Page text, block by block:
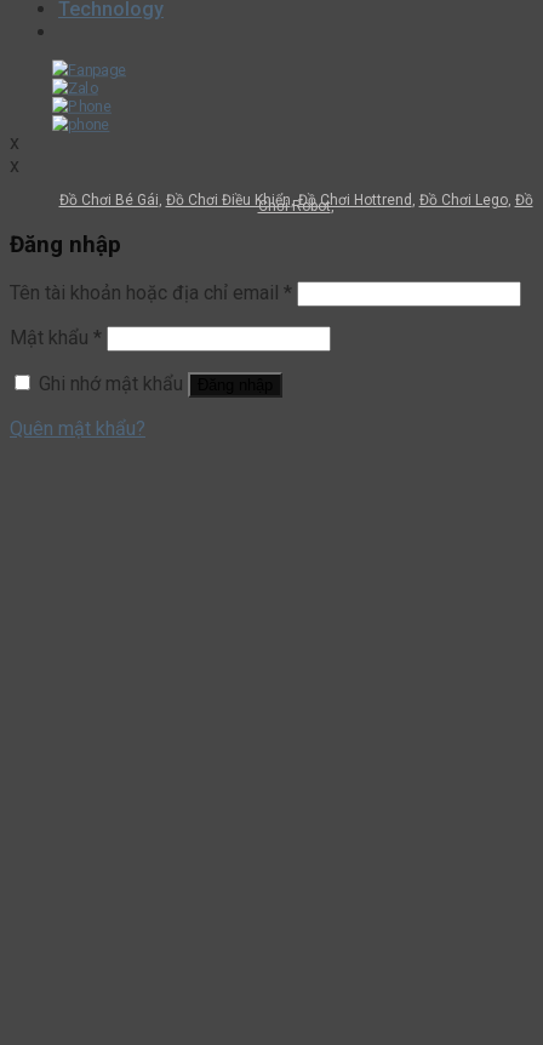
Technology
x
x
Đồ Chơi Bé Gái Đồ Chơi Điều Khiển Đồ Chơi Hottrend Đồ Chơi Lego Đồ
Chơi Robot
Đăng nhập
Tên tài khoản hoặc địa chỉ email *
Mật khẩu *
Ghi nhớ mật khẩu
Quên mật khẩu?